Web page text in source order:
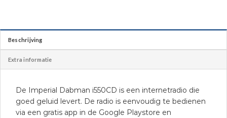
Beschrijving
Extra informatie
De Imperial Dabman i550CD is een internetradio die
goed geluid levert. De radio is eenvoudig te bedienen
via een gratis app in de Google Playstore en